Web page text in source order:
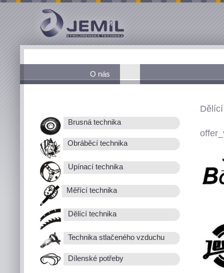
O nás
Brusná technika
Obráběcí technika
Upínací technika
Měřící technika
Dělící technika
Technika stlačeného vzduchu
Dílenské potřeby